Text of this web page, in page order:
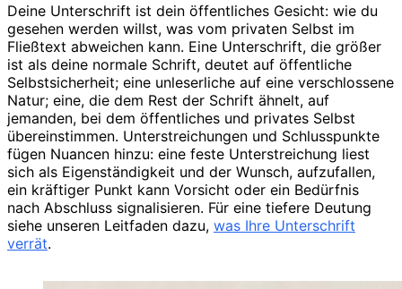
Deine Unterschrift ist dein öffentliches Gesicht: wie du
gesehen werden willst, was vom privaten Selbst im
Fließtext abweichen kann. Eine Unterschrift, die größer
ist als deine normale Schrift, deutet auf öffentliche
Selbstsicherheit; eine unleserliche auf eine verschlossene
Natur; eine, die dem Rest der Schrift ähnelt, auf
jemanden, bei dem öffentliches und privates Selbst
übereinstimmen. Unterstreichungen und Schlusspunkte
fügen Nuancen hinzu: eine feste Unterstreichung liest
sich als Eigenständigkeit und der Wunsch, aufzufallen,
ein kräftiger Punkt kann Vorsicht oder ein Bedürfnis
nach Abschluss signalisieren. Für eine tiefere Deutung
siehe unseren Leitfaden dazu, was Ihre Unterschrift
verrät.